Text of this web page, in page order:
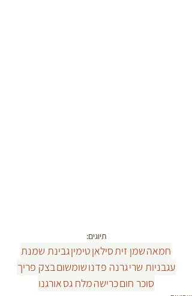
תיוגים:
חמאהשמן זיתסילאןטימיןגבינת שמנת
עגבניות שריגרנה פדנושומשוםבצק פריך
סוכר חוםכרישהמלח גסאורגנו